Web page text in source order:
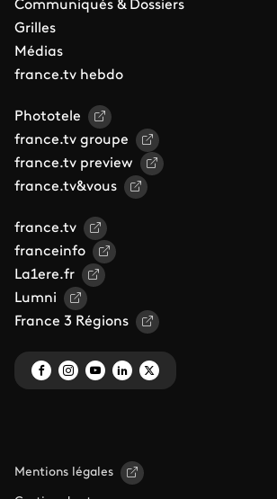
Communiqués & Dossiers
Grilles
Médias
france.tv hebdo
Phototele
france.tv groupe
france.tv preview
france.tv&vous
france.tv
franceinfo
La1ere.fr
Lumni
France 3 Régions
Mentions légales